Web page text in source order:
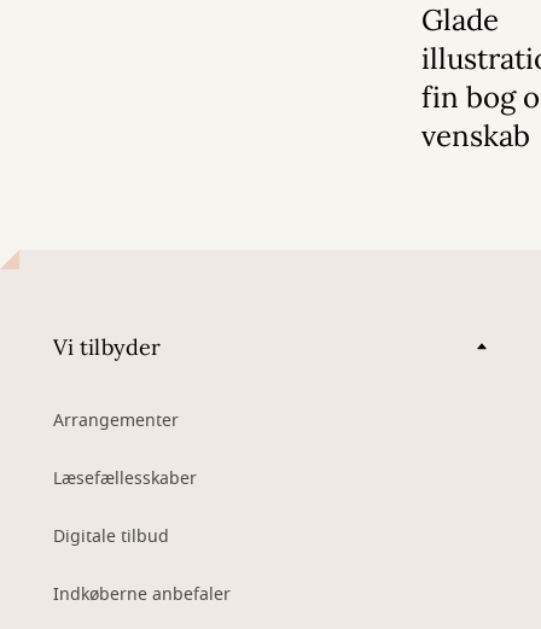
Glade
fin bog
venskab
Vi tilbyder
Arrangementer
Læsefællesskaber
Digitale tilbud
Indkøberne anbefaler